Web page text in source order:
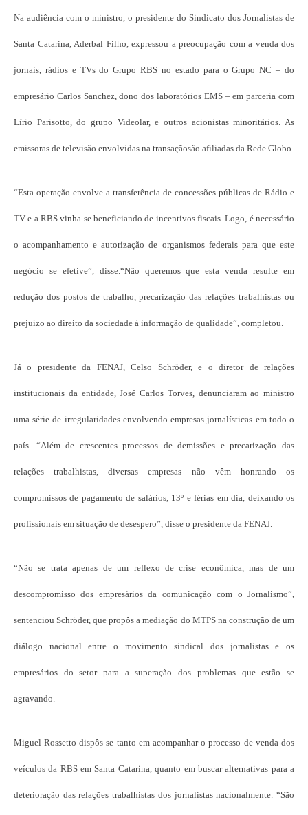
Na audiência com o ministro, o presidente do Sindicato dos Jornalistas de
Santa Catarina, Aderbal Filho, expressou a preocupação com a venda dos
jornais, rádios e TVs do Grupo RBS no estado para o Grupo NC – do
empresário Carlos Sanchez, dono dos laboratórios EMS – em parceria com
Lírio Parisotto, do grupo Videolar, e outros acionistas minoritários. As
emissoras de televisão envolvidas na transaçãosão afiliadas da Rede Globo.
“Esta operação envolve a transferência de concessões públicas de Rádio e
TV e a RBS vinha se beneficiando de incentivos fiscais. Logo, é necessário
o acompanhamento e autorização de organismos federais para que este
negócio se efetive”, disse.“Não queremos que esta venda resulte em
redução dos postos de trabalho, precarização das relações trabalhistas ou
prejuízo ao direito da sociedade à informação de qualidade”, completou.
Já o presidente da FENAJ, Celso Schröder, e o diretor de relações
institucionais da entidade, José Carlos Torves, denunciaram ao ministro
uma série de irregularidades envolvendo empresas jornalísticas em todo o
país. “Além de crescentes processos de demissões e precarização das
relações trabalhistas, diversas empresas não vêm honrando os
compromissos de pagamento de salários, 13º e férias em dia, deixando os
profissionais em situação de desespero”, disse o presidente da FENAJ.
“Não se trata apenas de um reflexo de crise econômica, mas de um
descompromisso dos empresários da comunicação com o Jornalismo”,
sentenciou Schröder, que propôs a mediação do MTPS na construção de um
diálogo nacional entre o movimento sindical dos jornalistas e os
empresários do setor para a superação dos problemas que estão se
agravando.
Miguel Rossetto dispôs-se tanto em acompanhar o processo de venda dos
veículos da RBS em Santa Catarina, quanto em buscar alternativas para a
deterioração das relações trabalhistas dos jornalistas nacionalmente. “São